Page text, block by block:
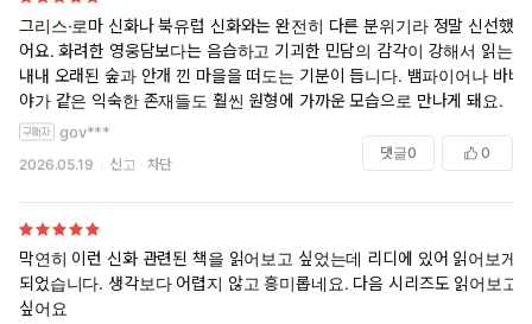
그리스·로마 신화나 북유럽 신화와는 완전히 다른 분위기라 정말 신선했
어요. 화려한 영웅담보다는 음습하고 기괴한 민담의 감각이 강해서 읽는
내내 오래된 숲과 안개 낀 마을을 떠도는 기분이 듭니다. 뱀파이어나 바바
야가 같은 익숙한 존재들도 훨씬 원형에 가까운 모습으로 만나게 돼요.
gov***
2026.05.19 신고 차단
댓글0 0
막연히 이런 신화 관련된 책을 읽어보고 싶었는데 리디에 있어 읽어보게
되었습니다. 생각보다 어렵지 않고 흥미롭네요. 다음 시리즈도 읽어보고
싶어요